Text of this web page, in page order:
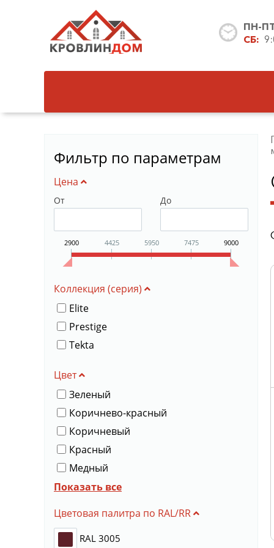
ПН-
СБ:
Фильтр по параметрам
Цена
От До
2900 4425 5950 7475 9000
Коллекция (серия)
Elite
Prestige
Tekta
Цвет
Зеленый
Коричнево-красный
Коричневый
Красный
Медный
Серо-коричневый
Темно-красный
Показать все
Цветовая палитра по RAL/RR
RAL 3005